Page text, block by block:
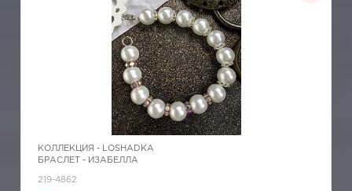
КОЛЛЕКЦИЯ - LOSHADKA
БРАСЛЕТ - ИЗАБЕЛЛА
219-4862